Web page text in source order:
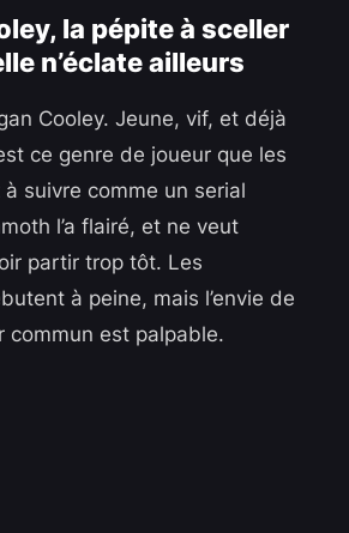
la pépite à sceller
n’éclate ailleurs
Cooley. Jeune, vif, et déjà
ce genre de joueur que les
suivre comme un serial
l’a flairé, et ne veut
partir trop tôt. Les
à peine, mais l’envie de
commun est palpable.